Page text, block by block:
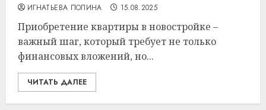
ИГНАТЬЕВА ПОЛИНА 15.08.2025
Приобретение квартиры в новостройке –
важный шаг, который требует не только
финансовых вложений, но...
ЧИТАТЬ ДАЛЕЕ